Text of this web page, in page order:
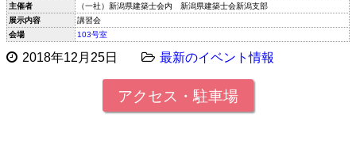
主催者
（一社）新潟県建築士会内 新潟県建築士会新潟支部
展示内容
講習会
会場
103号室
2018年12月25日 最新のイベント情報
アクセス・駐車場